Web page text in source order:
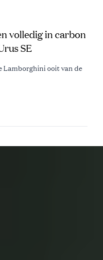
volledig in carbon
SE
Lamborghini ooit van de